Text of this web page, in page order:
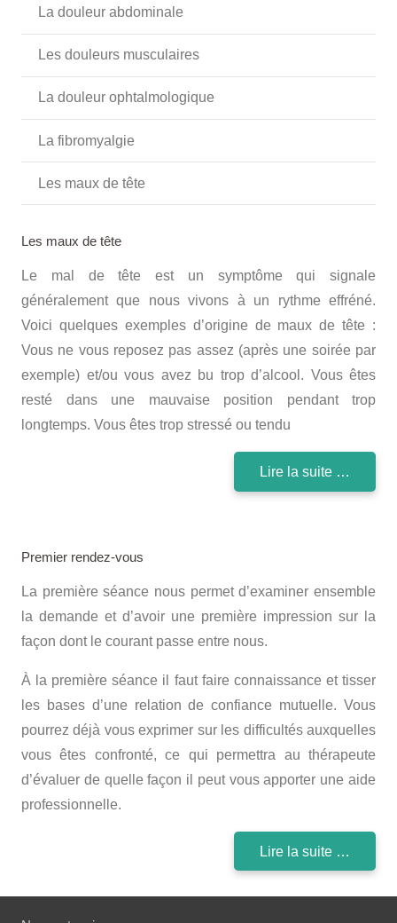
La douleur abdominale
Les douleurs musculaires
La douleur ophtalmologique
La fibromyalgie
Les maux de tête
Les maux de tête
Le mal de tête est un symptôme qui signale
généralement que nous vivons à un rythme effréné.
Voici quelques exemples d’origine de maux de tête :
Vous ne vous reposez pas assez (après une soirée par
exemple) et/ou vous avez bu trop d’alcool. Vous êtes
resté dans une mauvaise position pendant trop
longtemps. Vous êtes trop stressé ou tendu
Lire la suite …
Premier rendez-vous
La première séance nous permet d’examiner ensemble
la demande et d’avoir une première impression sur la
façon dont le courant passe entre nous.
À la première séance il faut faire connaissance et tisser
les bases d’une relation de confiance mutuelle. Vous
pourrez déjà vous exprimer sur les difficultés auxquelles
vous êtes confronté, ce qui permettra au thérapeute
d’évaluer de quelle façon il peut vous apporter une aide
professionnelle.
Lire la suite …